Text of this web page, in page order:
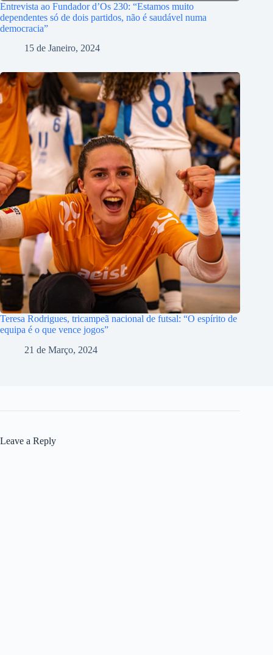
Entrevista ao Fundador d’Os 230: “Estamos muito
dependentes só de dois partidos, não é saudável numa
democracia”
15 de Janeiro, 2024
Teresa Rodrigues, tricampeã nacional de futsal: “O espírito de
equipa é o que vence jogos”
21 de Março, 2024
Leave a Reply